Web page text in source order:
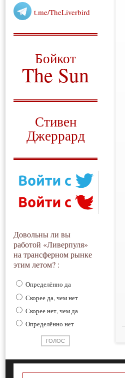
t.me/TheLiverbird
Бойкот
The Sun
Стивен
Джеррард
Довольны ли вы
работой «Ливерпуля»
на трансферном рынке
этим летом? :
Определённо да
Скорее да, чем нет
Скорее нет, чем да
Определённо нет